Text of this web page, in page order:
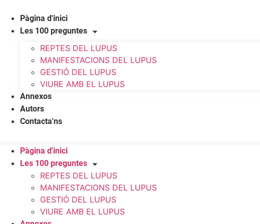
contingut
Pàgina d'inici
Les 100 preguntes
REPTES DEL LUPUS
MANIFESTACIONS DEL LUPUS
GESTIÓ DEL LUPUS
VIURE AMB EL LUPUS
Annexos
Autors
Contacta'ns
Pàgina d'inici
Les 100 preguntes
REPTES DEL LUPUS
MANIFESTACIONS DEL LUPUS
GESTIÓ DEL LUPUS
VIURE AMB EL LUPUS